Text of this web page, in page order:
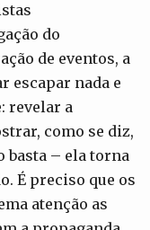
do
de eventos, a
escapar nada e
revelar a
como se diz,
basta – ela torna
É preciso que os
atenção as